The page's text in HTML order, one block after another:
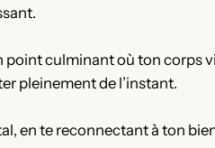
culminant où ton corps
pleinement de l’instant.
en te reconnectant à ton